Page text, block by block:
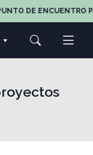
DE ENCUENTRO